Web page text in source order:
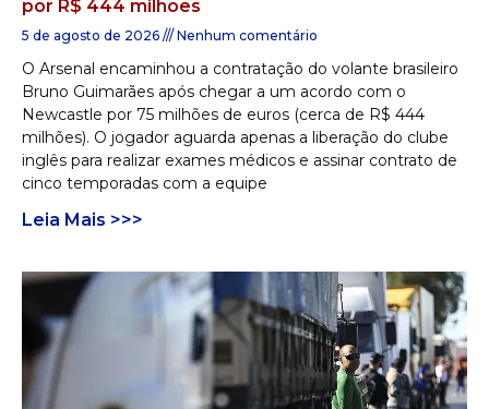
por R$ 444 milhões
5 de agosto de 2026 Nenhum comentário
O Arsenal encaminhou a contratação do volante brasileiro
Bruno Guimarães após chegar a um acordo com o
Newcastle por 75 milhões de euros (cerca de R$ 444
milhões). O jogador aguarda apenas a liberação do clube
inglês para realizar exames médicos e assinar contrato de
cinco temporadas com a equipe
Leia Mais >>>